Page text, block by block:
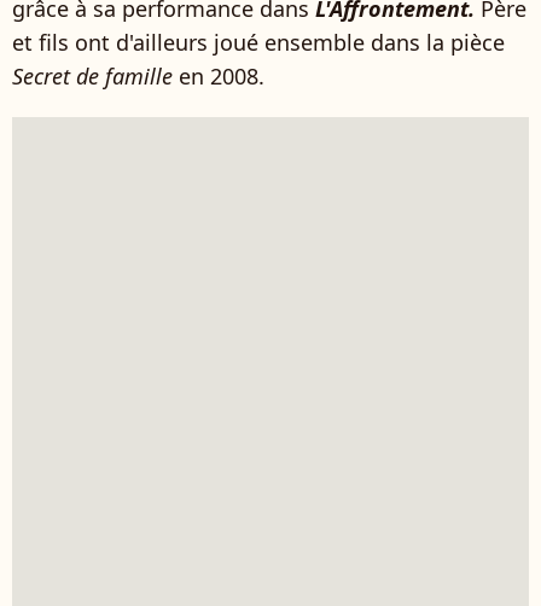
grâce à sa performance dans L'Affrontement. Père
et fils ont d'ailleurs joué ensemble dans la pièce
Secret de famille en 2008.